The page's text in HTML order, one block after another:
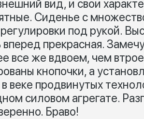
вид, и свои
Сиденье с
под рукой.
прекрасная.
все же вдвоем, чем
кнопочки, а
веке продвинутых
силовом агрегате.
Браво!